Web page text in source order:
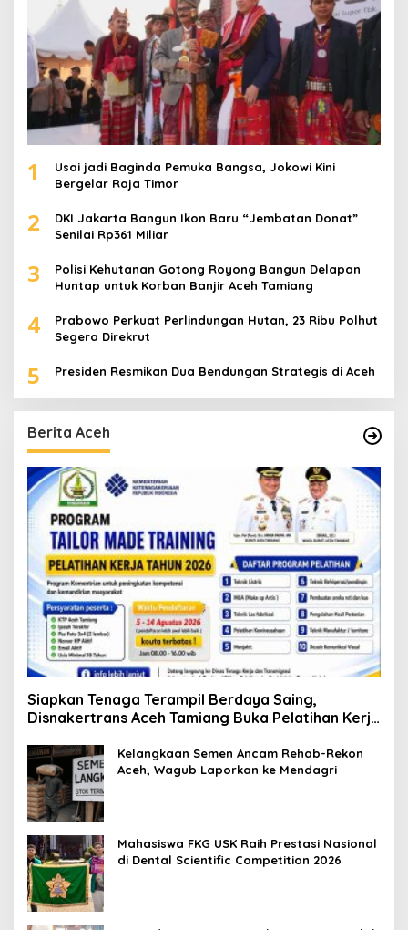
1
Usai jadi Baginda Pemuka Bangsa, Jokowi Kini
Bergelar Raja Timor
2
DKI Jakarta Bangun Ikon Baru “Jembatan Donat”
Senilai Rp361 Miliar
3
Polisi Kehutanan Gotong Royong Bangun Delapan
Huntap untuk Korban Banjir Aceh Tamiang
4
Prabowo Perkuat Perlindungan Hutan, 23 Ribu Polhut
Segera Direkrut
5 Presiden Resmikan Dua Bendungan Strategis di Aceh
Berita Aceh
Siapkan Tenaga Terampil Berdaya Saing,
Disnakertrans Aceh Tamiang Buka Pelatihan Kerja
Kelangkaan Semen Ancam Rehab-Rekon
Aceh, Wagub Laporkan ke Mendagri
Mahasiswa FKG USK Raih Prestasi Nasional
di Dental Scientific Competition 2026